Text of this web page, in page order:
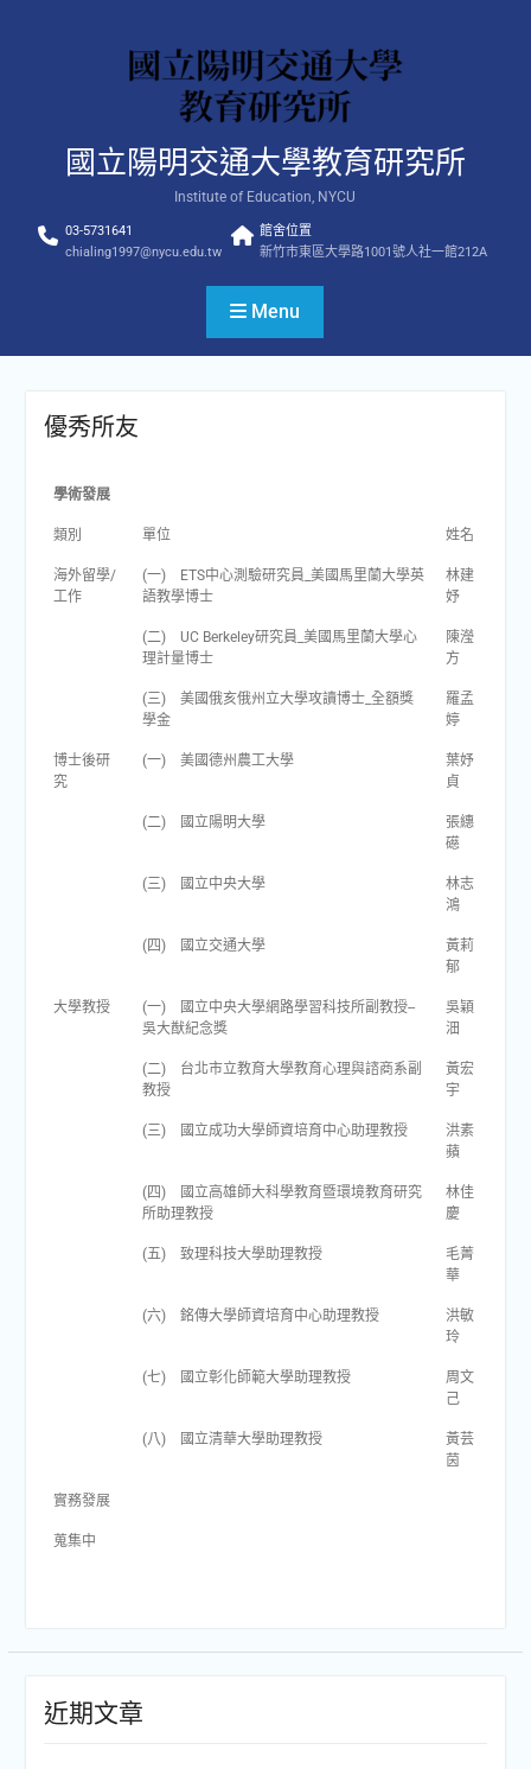
國立陽明交通大學教育研究所
Institute of Education, NYCU
03-5731641
chialing1997@nycu.edu.tw
館舍位置
新竹市東區大學路1001號人社一館212A
Menu
優秀所友
學術發展
類別 單位 姓名
海外留學/
工作
(一) ETS中心測驗研究員_美國馬里蘭大學英
語教學博士
林建
妤
(二) UC Berkeley研究員_美國馬里蘭大學心
理計量博士
陳瀅
方
(三) 美國俄亥俄州立大學攻讀博士_全額獎
學金
羅孟
婷
博士後研
究
(一) 美國德州農工大學
葉妤
貞
(二) 國立陽明大學
張繐
礠
(三) 國立中央大學
林志
鴻
(四) 國立交通大學
黃莉
郁
大學教授
(一) 國立中央大學網路學習科技所副教授--
吳大猷紀念獎
吳穎
沺
(二) 台北市立教育大學教育心理與諮商系副
教授
黃宏
宇
(三) 國立成功大學師資培育中心助理教授
洪素
蘋
(四) 國立高雄師大科學教育暨環境教育研究
所助理教授
林佳
慶
(五) 致理科技大學助理教授
毛菁
華
(六) 銘傳大學師資培育中心助理教授
洪敏
玲
(七) 國立彰化師範大學助理教授
周文
己
(八) 國立清華大學助理教授
黃芸
茵
實務發展
蒐集中
近期文章